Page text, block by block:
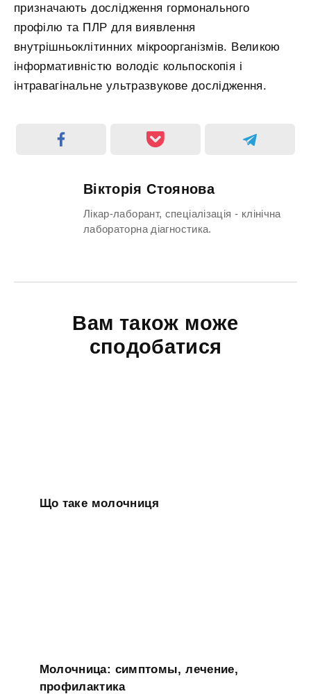
призначають дослідження гормонального
профілю та ПЛР для виявлення
внутрішньоклітинних мікроорганізмів. Великою
інформативністю володіє кольпоскопія і
інтравагінальне ультразвукове дослідження.
Вікторія Стоянова
Лікар-лаборант, спеціалізація - клінічна
лабораторна діагностика.
Вам також може
сподобатися
Що таке молочниця
Молочница: симптомы, лечение,
профилактика